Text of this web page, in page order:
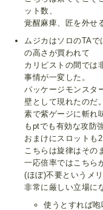
ット数、
覚醒麻痺、匠を外せ
ムジカはソロのTA
の高さが買われて
カリピストの間では
事情が一変した。
パッケージモンスタ
壁として現れたのだ。
素で紫ゲージに斬れ
もptでも有効な攻防
おまけにスロットも
こちらは旋律はその
一応倍率ではこちら
(ほぼ)不要というメ
非常に厳しい立場に
使うとすれば